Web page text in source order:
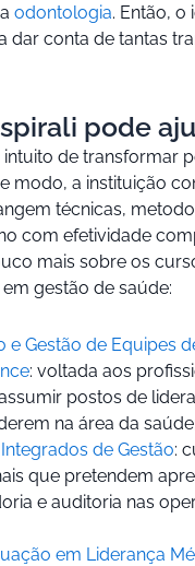
odontologia. Então, o
dar conta de tantas
pode
de transformar
modo, a instituição
técnicas,
com efetividade
mais sobre os
gestão de saúde:
e Gestão de Equipes
: voltada aos
postos de
na área da
de Gestão:
que pretendem
e auditoria nas
em Liderança